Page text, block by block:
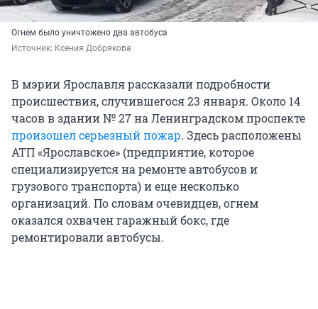
Огнем было уничтожено два автобуса
Источник: Ксения Добрякова
В мэрии Ярославля рассказали подробности
происшествия, случившегося 23 января. Около 14
часов в здании № 27 на Ленинградском проспекте
произошел серьезный пожар. Здесь расположены
АТП «Ярославское» (предприятие, которое
специализируется на ремонте автобусов и
грузового транспорта) и еще несколько
организаций. По словам очевидцев, огнем
оказался охвачен гаражный бокс, где
ремонтировали автобусы.